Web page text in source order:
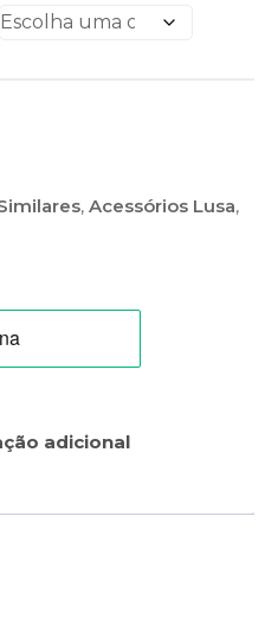
, Acessórios Lusa,
adicional